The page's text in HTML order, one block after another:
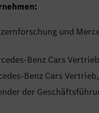
und
Benz Cars
Benz Cars
der